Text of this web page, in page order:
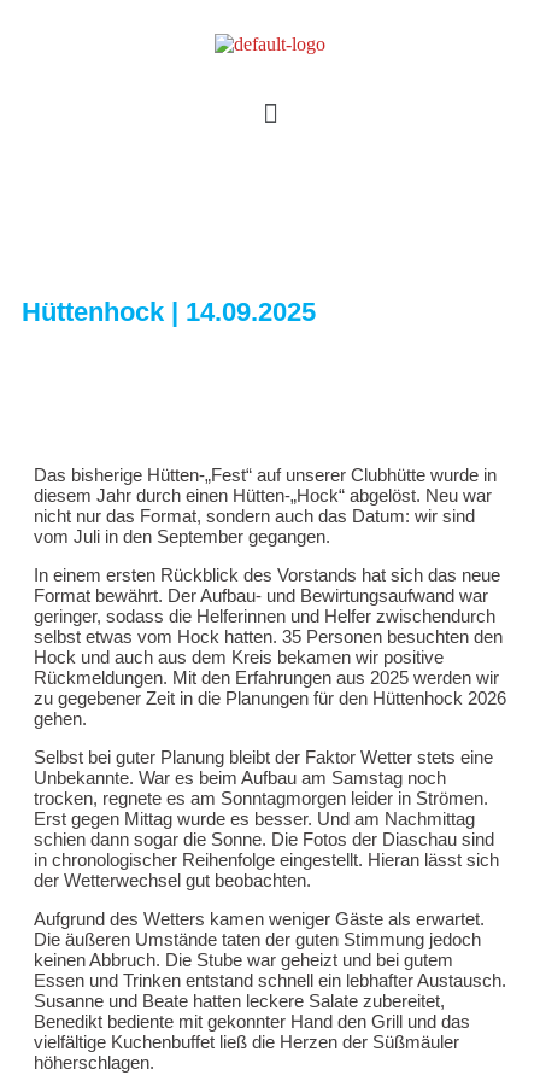
Hüttenhock | 14.09.2025
Das bisherige Hütten-„Fest“ auf unserer Clubhütte wurde in
diesem Jahr durch einen Hütten-„Hock“ abgelöst. Neu war
nicht nur das Format, sondern auch das Datum: wir sind
vom Juli in den September gegangen.
In einem ersten Rückblick des Vorstands hat sich das neue
Format bewährt. Der Aufbau- und Bewirtungsaufwand war
geringer, sodass die Helferinnen und Helfer zwischendurch
selbst etwas vom Hock hatten. 35 Personen besuchten den
Hock und auch aus dem Kreis bekamen wir positive
Rückmeldungen. Mit den Erfahrungen aus 2025 werden wir
zu gegebener Zeit in die Planungen für den Hüttenhock 2026
gehen.
Selbst bei guter Planung bleibt der Faktor Wetter stets eine
Unbekannte. War es beim Aufbau am Samstag noch
trocken, regnete es am Sonntagmorgen leider in Strömen.
Erst gegen Mittag wurde es besser. Und am Nachmittag
schien dann sogar die Sonne. Die Fotos der Diaschau sind
in chronologischer Reihenfolge eingestellt. Hieran lässt sich
der Wetterwechsel gut beobachten.
Aufgrund des Wetters kamen weniger Gäste als erwartet.
Die äußeren Umstände taten der guten Stimmung jedoch
keinen Abbruch. Die Stube war geheizt und bei gutem
Essen und Trinken entstand schnell ein lebhafter Austausch.
Susanne und Beate hatten leckere Salate zubereitet,
Benedikt bediente mit gekonnter Hand den Grill und das
vielfältige Kuchenbuffet ließ die Herzen der Süßmäuler
höherschlagen.